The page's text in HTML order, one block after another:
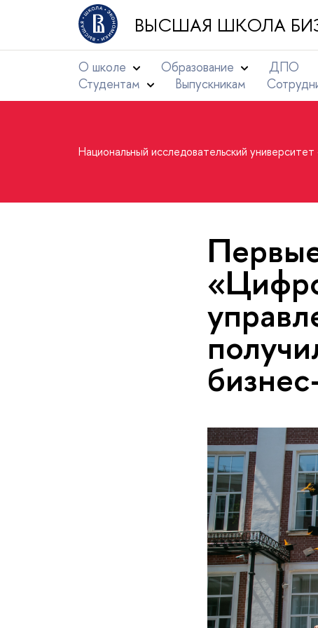
ВЫСШАЯ ШКОЛА
О школе Образование ДПО
Студентам
Выпускникам
Национальный исследовательский